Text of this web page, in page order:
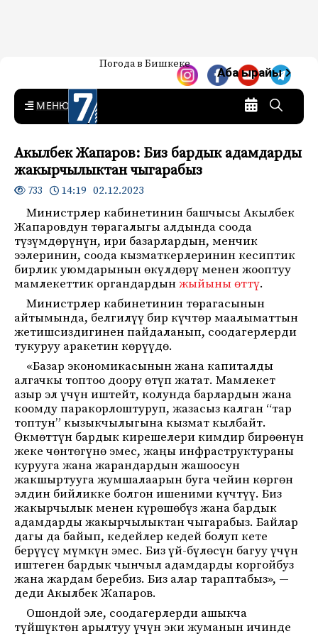
7-канал. Жаңылыктар —
Кыргызстан
Жаңылыктар — Кыргызстан
Погода в Бишкеке
Аба ырайы
MENU
Акылбек Жапаров: Биз бардык адамдарды
жакырчылыктан чыгарабыз
733 14:19 02.12.2023
Министрлер кабинетинин башчысы Акылбек
Жапаровдун төрагалыгы алдында соода
түзүмдөрүнүн, ири базарлардын, менчик
ээлеринин, соода кызматкерлеринин кесиптик
бирлик уюмдарынын өкүлдөрү менен жооптуу
мамлекеттик органдардынжыйыны өттү.
Министрлер кабинетинин төрагасынын
айтымында, белгилүү бир күчтөр маалыматтын
жетишсиздигинен пайдаланып, соодагерлерди
тукуруу аракетин көрүүдө.
«Базар экономикасынын жана капиталды
алгачкы топтоо доору өтүп жатат. Мамлекет
азыр эл үчүн иштейт, колунда барлардын жана
коомду паракорлоштуруп, жазасыз калган “тар
топтун” кызыкчылыгына кызмат кылбайт.
Өкмөттүн бардык кирешелери кимдир бирөөнүн
жеке чөнтөгүнө эмес, жаңы инфраструктураны
курууга жана жарандардын жашоосун
жакшыртууга жумшалаарын буга чейин көргөн
элдин бийликке болгон ишеними күчтүү. Биз
жакырчылык менен күрөшөбүз жана бардык
адамдарды жакырчылыктан чыгарабыз. Байлар
дагы да байып, кедейлер кедей болуп кете
берүүсү мүмкүн эмес. Биз үй-бүлөсүн багуу үчүн
иштеген бардык чынчыл адамдарды коргойбуз
жана жардам беребиз. Биз алар тараптабыз», —
деди Акылбек Жапаров.
Ошондой эле, соодагерлерди ашыкча
түйшүктөн арылтуу үчүн эки жуманын ичинде